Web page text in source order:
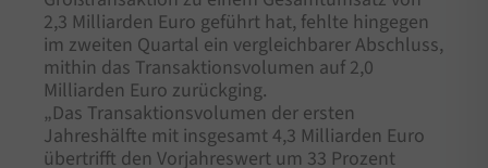
2,3 Milliarden Euro geführt hat, fehlte hingegen
im zweiten Quartal ein vergleichbarer Abschluss,
mithin das Transaktionsvolumen auf 2,0
Milliarden Euro zurückging.
„Das Transaktionsvolumen der ersten
Jahreshälfte mit insgesamt 4,3 Milliarden Euro
übertrifft den Vorjahreswert um 33 Prozent